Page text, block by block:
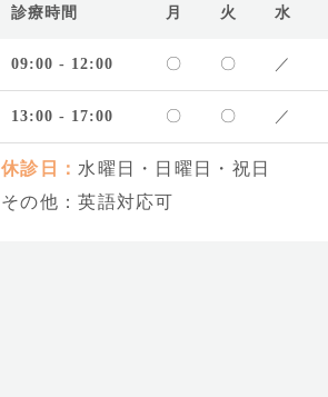
診療時間 月 火 水
09:00 - 12:00 〇 〇 ／
13:00 - 17:00 〇 〇 ／
休診日： 水曜日・日曜日・祝日
その他：英語対応可